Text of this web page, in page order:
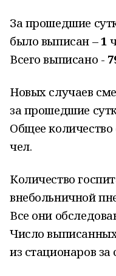
За прошедшие
было выписан –1
Всего выписано -
Новых случаев
за прошедшие
Общее количество
чел.
Количество
внебольничной
Все они
Число
из стационаров за